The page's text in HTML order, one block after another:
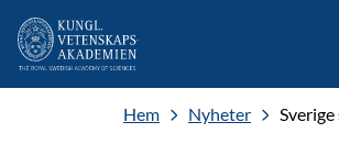
Hem Nyheter